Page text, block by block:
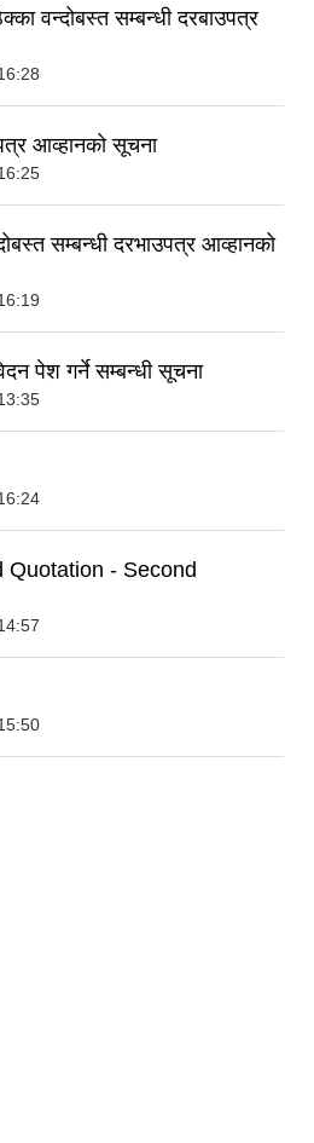
वन्दोबस्त सम्बन्धी दरबाउपत्र
आव्हानको सूचना
सम्बन्धी दरभाउपत्र आव्हानको
पेश गर्ने सम्बन्धी सूचना
Quotation - Second